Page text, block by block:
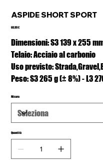
ASPIDE SHORT SPORT
Prezzo
69,99 €
Dimensioni: S3 139 x 255
Telaio: Acciaio al carbonio
Uso previsto:
Peso: S3 265 g (± 8%) - L3
Misura
Quantità